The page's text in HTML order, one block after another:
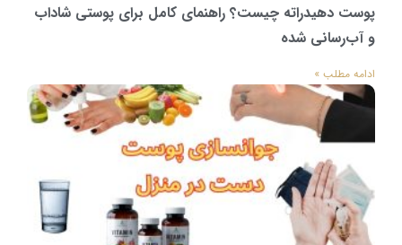
پوست دهیدراته چیست؟ راهنمای کامل برای پوستی شاداب
و آب‌رسانی شده
ادامه مطلب »